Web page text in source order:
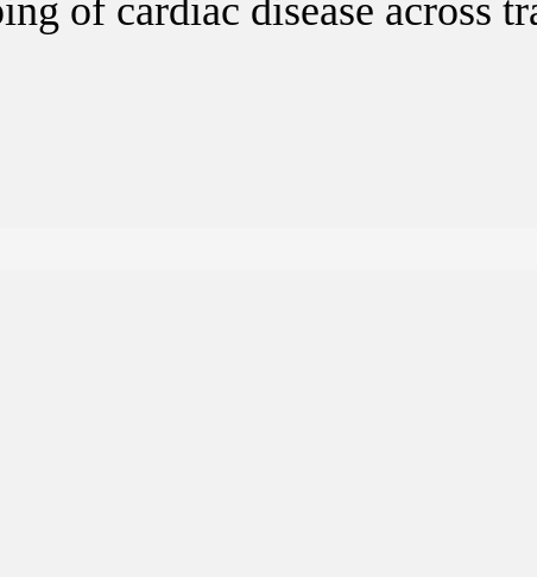
of cardiac disease across